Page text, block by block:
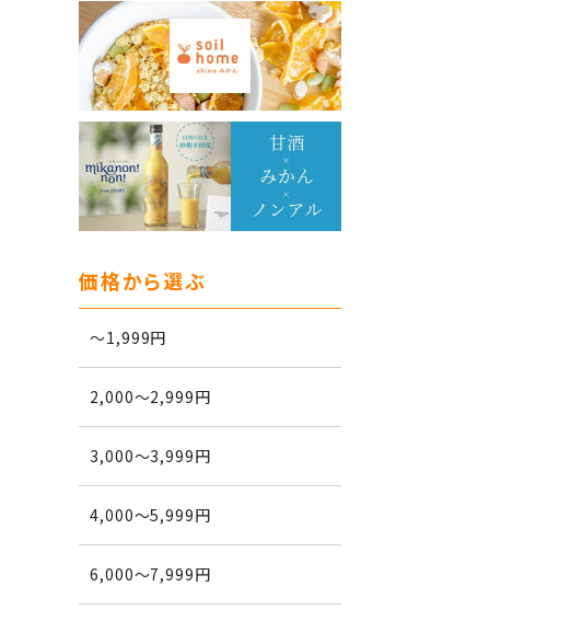
価格から選ぶ
～1,999円
2,000～2,999円
3,000～3,999円
4,000～5,999円
6,000～7,999円